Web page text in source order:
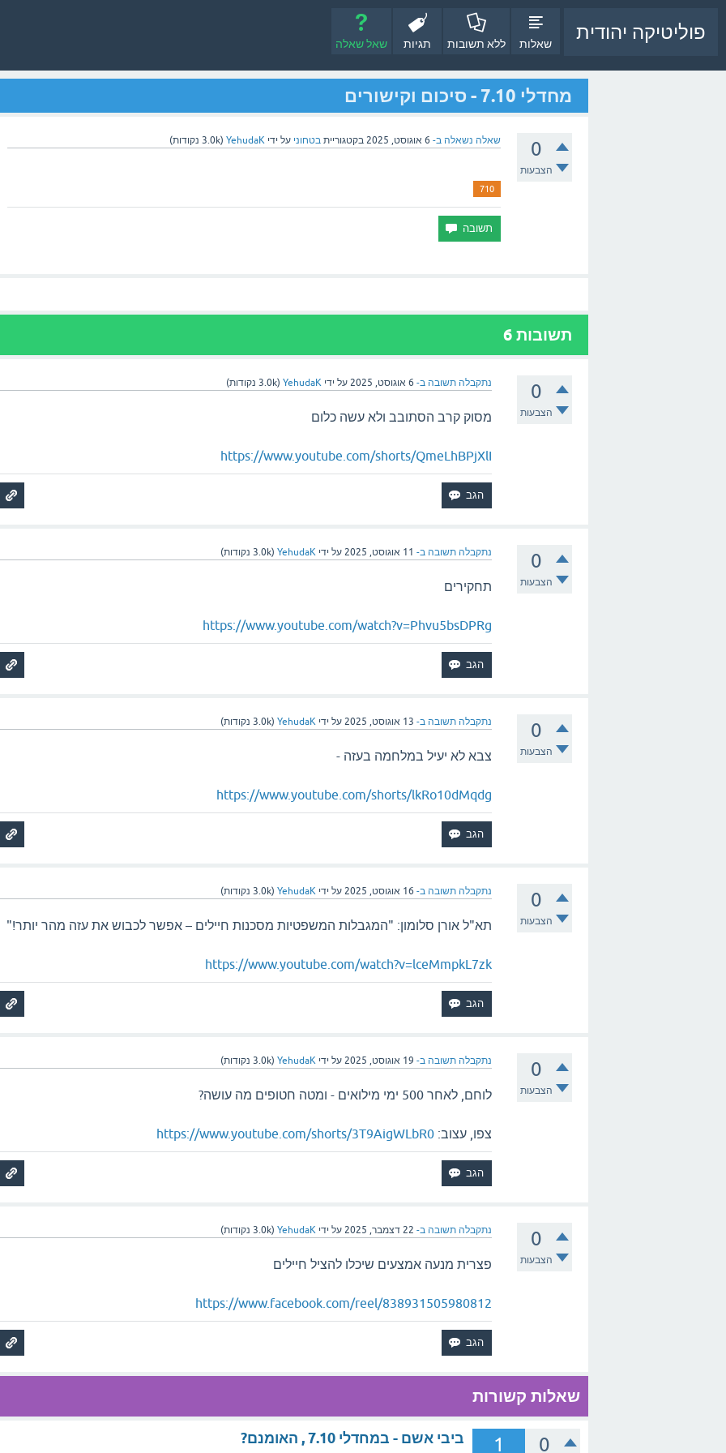
פוליטיקה יהודית
שאלות ללא תשובות תגיות שאל שאלה
מחדלי 7.10 - סיכום וקישורים
0
הצבעות
שאלה נשאלה ב- 6 אוגוסט, 2025 בקטגוריית בטחוני על ידי YehudaK
(
3.0k נקודות)
710
תשובות 6
0
הצבעות
נתקבלה תשובה ב- 6 אוגוסט, 2025 על ידיYehudaK
(
3.0k נקודות)
מסוק קרב הסתובב ולא עשה כלום
https://www.youtube.com/shorts/QmeLhBPjXlI
0
הצבעות
נתקבלה תשובה ב- 11 אוגוסט, 2025 על ידיYehudaK
(
3.0k נקודות)
תחקירים
https://www.youtube.com/watch?v=Phvu5bsDPRg
0
הצבעות
נתקבלה תשובה ב- 13 אוגוסט, 2025 על ידיYehudaK
(
3.0k נקודות)
צבא לא יעיל במלחמה בעזה -
https://www.youtube.com/shorts/lkRo10dMqdg
0
הצבעות
נתקבלה תשובה ב- 16 אוגוסט, 2025 על ידיYehudaK
(
3.0k נקודות)
תא"ל אורן סלומון: "המגבלות המשפטיות מסכנות חיילים – אפשר לכבוש את עזה מהר יותר!"
https://www.youtube.com/watch?v=lceMmpkL7zk
0
הצבעות
נתקבלה תשובה ב- 19 אוגוסט, 2025 על ידיYehudaK
(
3.0k נקודות)
לוחם, לאחר 500 ימי מילואים - ומטה חטופים מה עושה?
צפו, עצוב:https://www.youtube.com/shorts/3T9AigWLbR0
0
הצבעות
נתקבלה תשובה ב- 22 דצמבר, 2025 על ידיYehudaK
(
3.0k נקודות)
פצרית מנעה אמצעים שיכלו להציל חיילים
https://www.facebook.com/reel/838931505980812
שאלות קשורות
0
1 ביבי אשם - במחדלי 7.10 , האומנם?